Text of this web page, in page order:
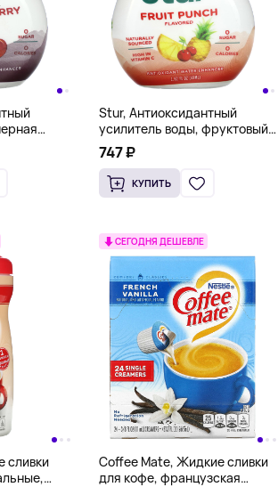
Stur, Антиоксидантный
усилитель воды, фруктовый
пунш, 48 мл (1,62 жидк. унц.)
747 ₽
КУПИТЬ
сливки
СЕГОДНЯ ДЕШЕВЛЕ
Coffee Mate, Жидкие сливки
для кофе, французская